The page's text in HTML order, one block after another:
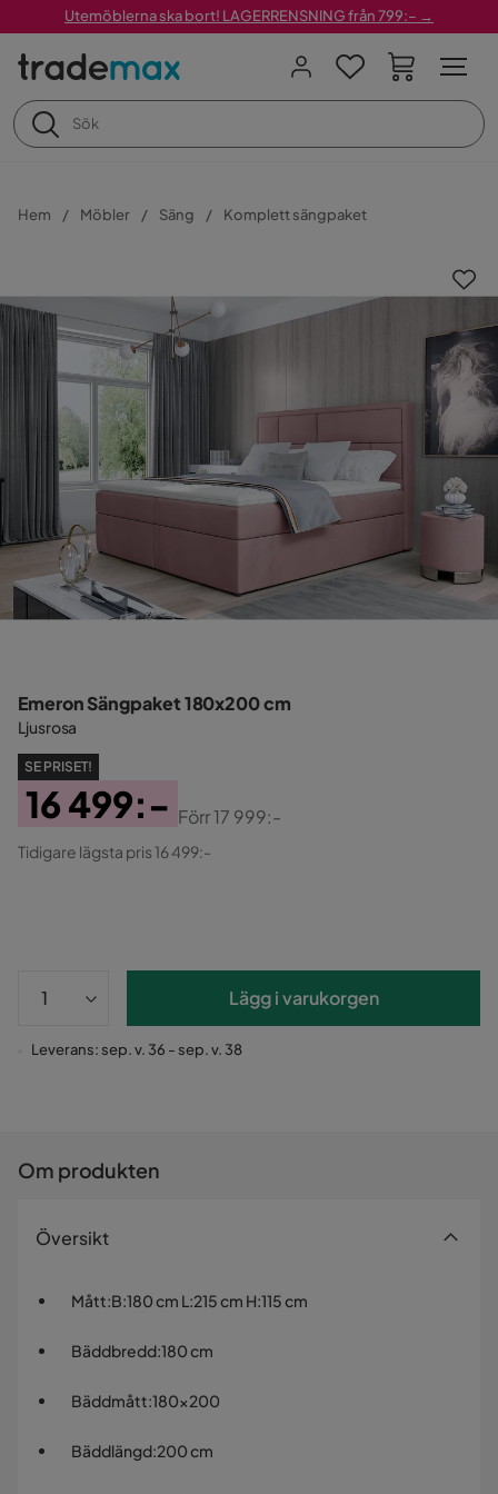
Utemöblerna ska bort! LAGERRENSNING från 799:– →
Hem Möbler Säng Komplett sängpaket
Emeron Sängpaket 180x200 cm
Ljusrosa
SE PRISET!
Pris
16 499:-
Original
Förr17 999:-
Tidigare lägsta pris 16 499:-
Lägg i varukorgen
Leverans: sep. v. 36 - sep. v. 38
Om produkten
Översikt
Mått:B:180 cm L:215 cm H:115 cm
Bäddbredd:180 cm
Bäddmått:180x200
Bäddlängd:200 cm